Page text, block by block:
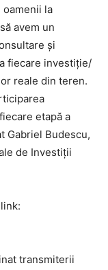
la
avem un
și
fiecare investiție/
reale din teren.
etapă a
Gabriel Budescu,
de Investiții
transmiterii